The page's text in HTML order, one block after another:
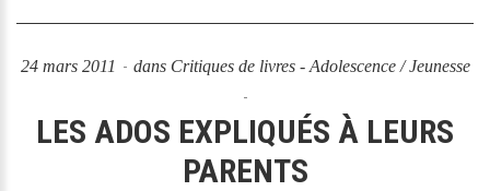
24 mars 2011 dans Critiques de livres - Adolescence / Jeunesse
LES ADOS EXPLIQUÉS À LEURS
PARENTS